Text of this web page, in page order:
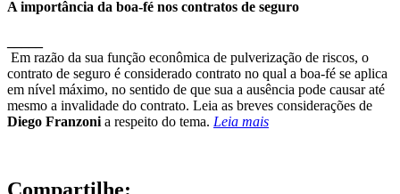
A importância da boa-fé nos contratos de seguro
Em razão da sua função econômica de pulverização de riscos, o
contrato de seguro é considerado contrato no qual a boa-fé se aplica
em nível máximo, no sentido de que sua a ausência pode causar até
mesmo a invalidade do contrato. Leia as breves considerações de
Diego Franzoni a respeito do tema. Leia mais